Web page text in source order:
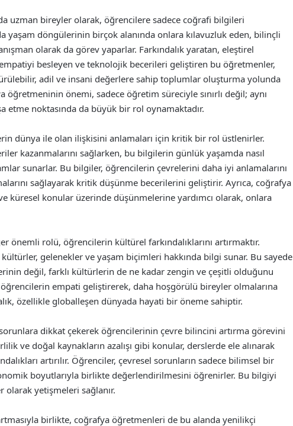
uzman bireyler olarak, öğrencilere sadece coğrafi bilgileri
yaşam döngülerinin birçok alanında onlara kılavuzluk eden, bilinçli
olarak da görev yaparlar. Farkındalık yaratan, eleştirel
besleyen ve teknolojik becerileri geliştiren bu öğretmenler,
adil ve insani değerlere sahip toplumlar oluşturma yolunda
öğretmeninin önemi, sadece öğretim süreciyle sınırlı değil; aynı
etme noktasında da büyük bir rol oynamaktadır.
dünya ile olan ilişkisini anlamaları için kritik bir rol üstlenirler.
kazanmalarını sağlarken, bu bilgilerin günlük yaşamda nasıl
sunarlar. Bu bilgiler, öğrencilerin çevrelerini daha iyi anlamalarını
sağlayarak kritik düşünme becerilerini geliştirir. Ayrıca, coğrafya
küresel konular üzerinde düşünmelerine yardımcı olarak, onlara
önemli rolü, öğrencilerin kültürel farkındalıklarını artırmaktır.
gelenekler ve yaşam biçimleri hakkında bilgi sunar. Bu sayede
değil, farklı kültürlerin de ne kadar zengin ve çeşitli olduğunu
öğrencilerin empati geliştirerek, daha hoşgörülü bireyler olmalarına
özellikle globalleşen dünyada hayati bir öneme sahiptir.
dikkat çekerek öğrencilerinin çevre bilincini artırma görevini
ve doğal kaynakların azalışı gibi konular, derslerde ele alınarak
artırılır. Öğrenciler, çevresel sorunların sadece bilimsel bir
boyutlarıyla birlikte değerlendirilmesini öğrenirler. Bu bilgiyi
olarak yetişmeleri sağlanır.
birlikte, coğrafya öğretmenleri de bu alanda yenilikçi